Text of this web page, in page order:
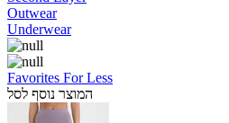
Outwear
Underwear
Favorites For Less
המוצר נוסף לסל